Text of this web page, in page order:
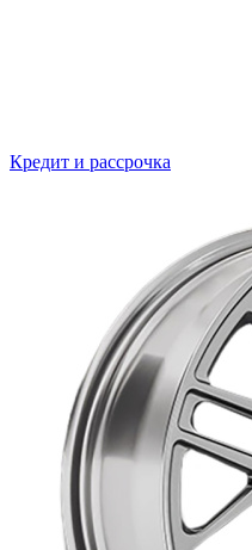
Кредит и рассрочка